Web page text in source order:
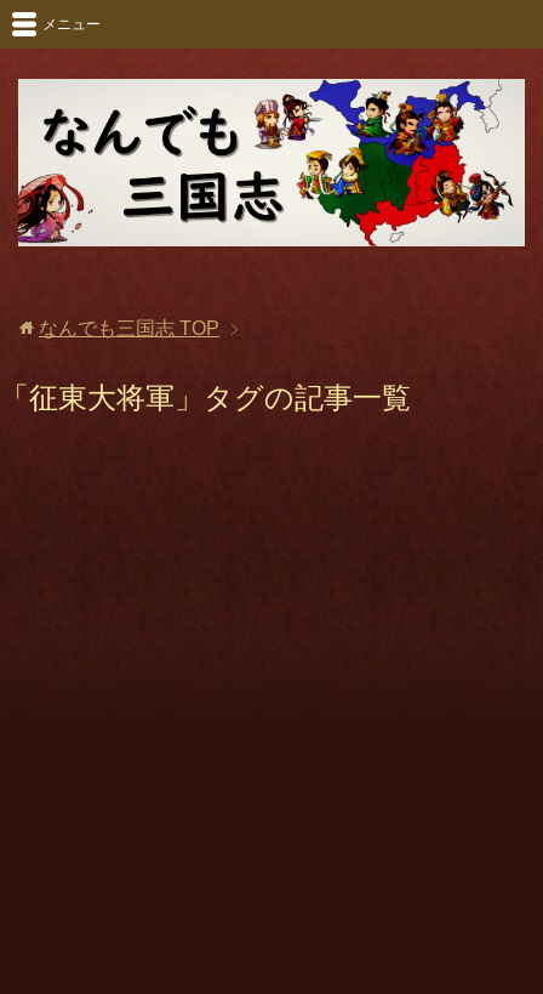
メニュー
なんでも三国志 TOP
「征東大将軍」タグの記事一覧